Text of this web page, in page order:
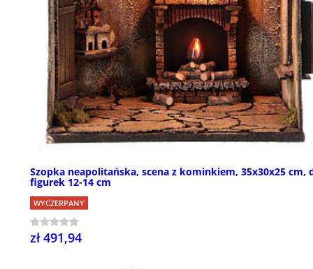
Szopka neapolitańska, scena z kominkiem, 35x30x25 cm,
figurek 12-14 cm
WYCZERPANY
zł 491,94